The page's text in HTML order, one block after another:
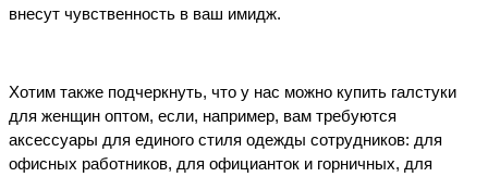
внесут чувственность в ваш имидж.
Хотим также подчеркнуть, что у нас можно купить галстуки
для женщин оптом, если, например, вам требуются
аксессуары для единого стиля одежды сотрудников: для
офисных работников, для официанток и горничных, для